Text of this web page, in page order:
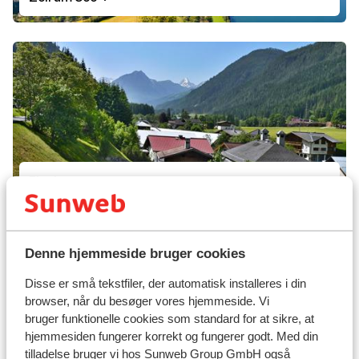
Denne hjemmeside bruger cookies
Disse er små tekstfiler, der automatisk installeres i din
browser, når du besøger vores hjemmeside. Vi
bruger funktionelle cookies som standard for at sikre, at
hjemmesiden fungerer korrekt og fungerer godt. Med din
tilladelse bruger vi hos Sunweb Group GmbH også